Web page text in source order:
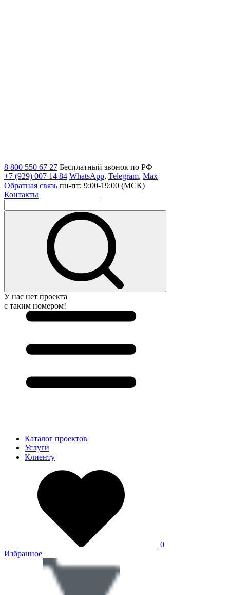
8 800 550 67 27 Бесплатный звонок по РФ
+7 (929) 007 14 84 WhatsApp, Telegram, Max
Обратная связь пн-пт: 9:00-19:00 (МСК)
Контакты
У нас нет проекта
с таким номером!
Каталог проектов
Услуги
Клиенту
0
Избранное